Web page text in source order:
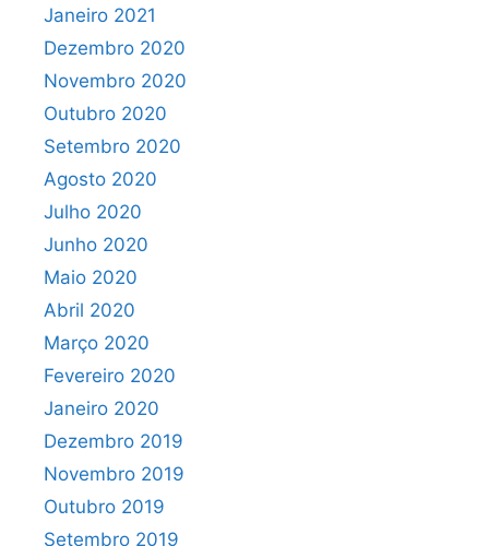
Janeiro 2021
Dezembro 2020
Novembro 2020
Outubro 2020
Setembro 2020
Agosto 2020
Julho 2020
Junho 2020
Maio 2020
Abril 2020
Março 2020
Fevereiro 2020
Janeiro 2020
Dezembro 2019
Novembro 2019
Outubro 2019
Setembro 2019